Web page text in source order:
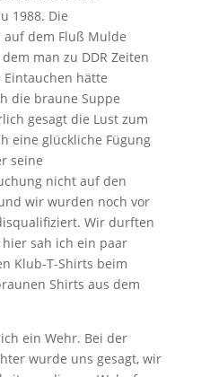
1988. Die
dem Fluß Mulde
man zu DDR Zeiten
hätte
die braune Suppe
gesagt die Lust zum
eine glückliche Fügung
seine
nicht auf den
wir wurden noch vor
Wir durften
sah ich ein paar
Klub-T-Shirts beim
Shirts aus dem
ein Wehr. Bei der
wurde uns gesagt, wir